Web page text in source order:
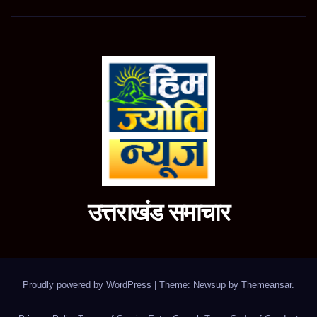
उत्तराखंड समाचार
Proudly powered by WordPress Theme: Newsup by Themeansar.